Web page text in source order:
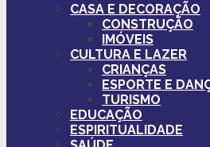
CASA E DECORAÇÃO
CONSTRUÇÃO
IMÓVEIS
CULTURA E LAZER
CRIANÇAS
ESPORTE E
TURISMO
EDUCAÇÃO
ESPIRITUALIDADE